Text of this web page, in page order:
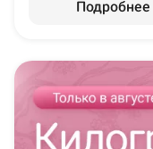
Подробнее